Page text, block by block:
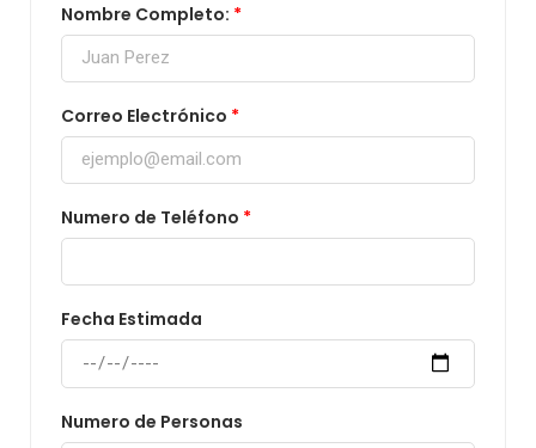
Nombre Completo:
Correo Electrónico
Numero de Teléfono
Fecha Estimada
Numero de Personas